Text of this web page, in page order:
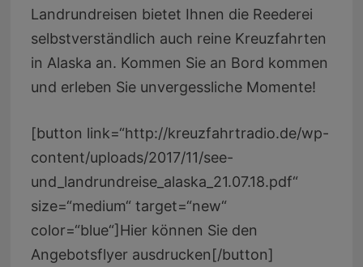
Landrundreisen bietet Ihnen die Reederei
selbstverständlich auch reine Kreuzfahrten
in Alaska an. Kommen Sie an Bord kommen
und erleben Sie unvergessliche Momente!
[button link=“http://kreuzfahrtradio.de/wp-
content/uploads/2017/11/see-
und_landrundreise_alaska_21.07.18.pdf“
size=“medium“ target=“new“
color=“blue“]Hier können Sie den
Angebotsflyer ausdrucken[/button]